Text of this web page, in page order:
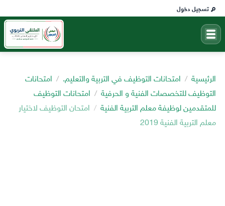
تسجيل دخول
الرئيسية امتحانات التوظيف في التربية والتعليم.
امتحانات
التوظيف للتخصصات الفنية و الحرفية
امتحانات التوظيف
للمتقدمين لوظيفة معلم التربية الفنية
امتحان التوظيف لاختيار
معلم التربية الفنية 2019